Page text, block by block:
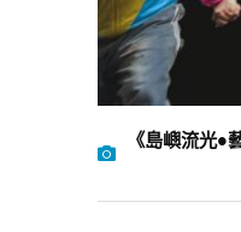
《島嶼流光